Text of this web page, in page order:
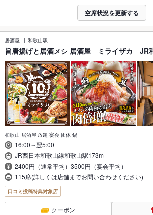
空席状況を更新する
居酒屋 和歌山駅
旨唐揚げと居酒メシ 居酒屋 ミライザカ JR
和歌山 居酒屋 放題 宴会 団体 鍋
16:00～翌5:00
JR西日本和歌山線和歌山駅173m
2400円（通常平均）3500円（宴会平均）
115席(詳しくは店舗までお問い合わせください)
口コミ投稿特典対象店
クーポン